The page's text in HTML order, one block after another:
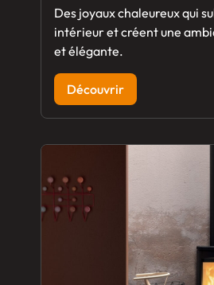
Des joyaux chaleureux qui
intérieur et créent une
et élégante.
Découvrir